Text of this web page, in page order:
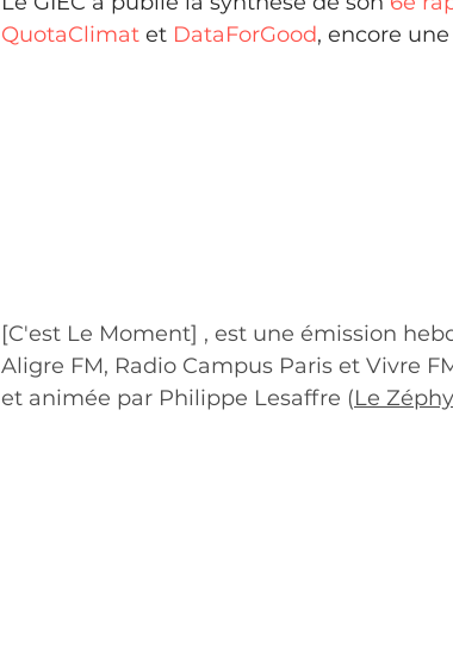
QuotaClimat et DataForGood, encore
[C'est Le Moment] , est une émission
Aligre FM, Radio Campus Paris et Vivre
et animée par Philippe Lesaffre (Le